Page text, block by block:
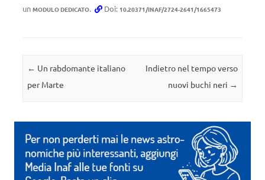
un MODULO DEDICATO. Doi: 10.20371/INAF/2724-2641/1665473
Navigazione articolo
← Un rabdomante italiano
per Marte
Indietro nel tempo verso
nuovi buchi neri →